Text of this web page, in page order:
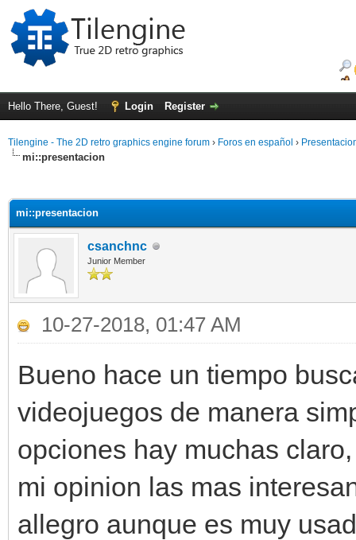
Hello There, Guest! Login Register
Tilengine - The 2D retro graphics engine forum › Foros en español ›
mi::presentacion
mi::presentacion
csanchnc
Junior Member
10-27-2018, 01:47 AM
Bueno hace un tiempo
videojuegos de manera
opciones hay muchas
mi opinion las mas
allegro aunque es muy